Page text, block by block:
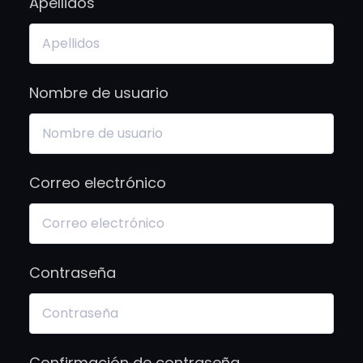
Nombre de usuario
Correo electrónico
Contraseña